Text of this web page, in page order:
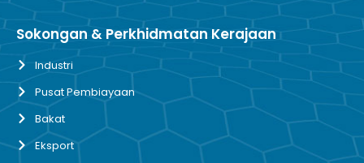
Sokongan & Perkhidmatan Kerajaan
Industri
Pusat Pembiayaan
Bakat
Eksport